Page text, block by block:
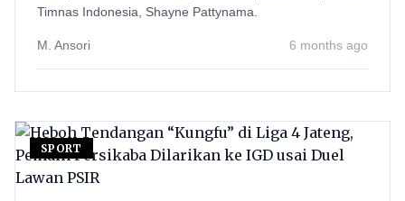
Timnas Indonesia, Shayne Pattynama.
M. Ansori 6 months ago
SPORT